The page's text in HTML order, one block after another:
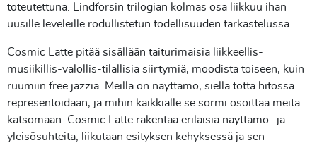
toteutettuna. Lindforsin trilogian kolmas osa liikkuu ihan
uusille leveleille rodullistetun todellisuuden tarkastelussa.
Cosmic Latte pitää sisällään taiturimaisia liikkeellis-
musiikillis-valollis-tilallisia siirtymiä, moodista toiseen, kuin
ruumiin free jazzia. Meillä on näyttämö, siellä totta hitossa
representoidaan, ja mihin kaikkialle se sormi osoittaa meitä
katsomaan. Cosmic Latte rakentaa erilaisia näyttämö- ja
yleisösuhteita, liikutaan esityksen kehyksessä ja sen